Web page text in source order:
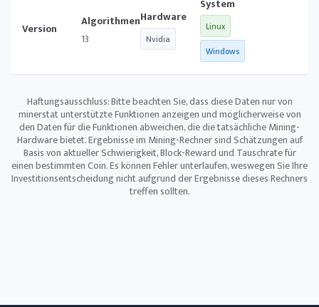
13 Nvidia
Linux
Windows
Haftungsausschluss: Bitte beachten Sie, dass diese Daten nur von
minerstat unterstützte Funktionen anzeigen und möglicherweise von
den Daten für die Funktionen abweichen, die die tatsächliche Mining-
Hardware bietet. Ergebnisse im Mining-Rechner sind Schätzungen auf
Basis von aktueller Schwierigkeit, Block-Reward und Tauschrate für
einen bestimmten Coin. Es können Fehler unterlaufen, weswegen Sie Ihre
Investitionsentscheidung nicht aufgrund der Ergebnisse dieses Rechners
treffen sollten.